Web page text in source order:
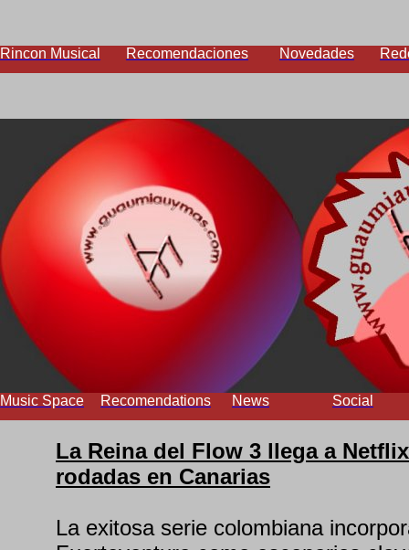
Rincon Musical Recomendaciones Novedades
Music Space Recomendations News Social
La Reina del Flow 3 llega a
rodadas en Canarias
La exitosa serie colombiana